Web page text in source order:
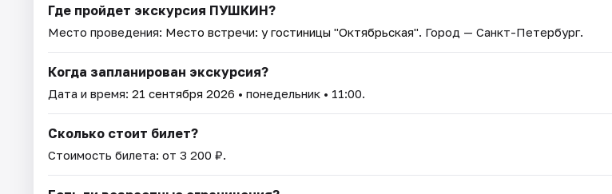
Где пройдет экскурсия ПУШКИН?
Место проведения: Место встречи: у гостиницы "Октябрьская". Город — Санкт-Петербург.
Когда запланирован экскурсия?
Дата и время: 21 сентября 2026 • понедельник • 11:00.
Сколько стоит билет?
Стоимость билета: от 3 200 ₽.